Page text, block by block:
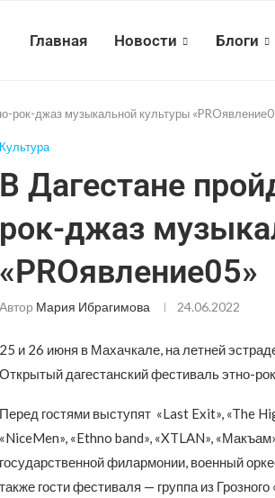
Главная Новости Блоги
рок-джаз музыкальной культуры
Культура
В Дагестане
рок-джаз
«PROявление05»
Автор Мария Ибрагимова 24.06.2022
25 и 26 июня в Махачкале, на летней
Открытый дагестанский фестиваль этно-
Перед гостями выступят «Last Exit», «The
«NiceMen», «Ethno band», «XTLAN»,
государственной филармонии, военный
также гости фестиваля — группа из